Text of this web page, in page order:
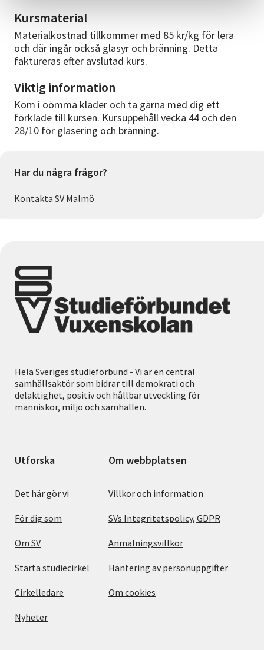
Kursmaterial
Materialkostnad tillkommer med 85 kr/kg för lera
och där ingår också glasyr och bränning. Detta
faktureras efter avslutad kurs.
Viktig information
Kom i oömma kläder och ta gärna med dig ett
förkläde till kursen. Kursuppehåll vecka 44 och den
28/10 för glasering och bränning.
Har du några frågor?
Kontakta SV Malmö
Hela Sveriges studieförbund - Vi är en central
samhällsaktör som bidrar till demokrati och
delaktighet, positiv och hållbar utveckling för
människor, miljö och samhällen.
Utforska
Det här gör vi
För dig som
Om SV
Starta studiecirkel
Cirkelledare
Nyheter
Om webbplatsen
Villkor och information
SVs Integritetspolicy, GDPR
Anmälningsvillkor
Hantering av personuppgifter
Om cookies